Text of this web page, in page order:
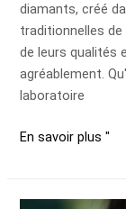
diamants, créé
traditionnelles de
de leurs qualités
agréablement.
laboratoire
En savoir plus "